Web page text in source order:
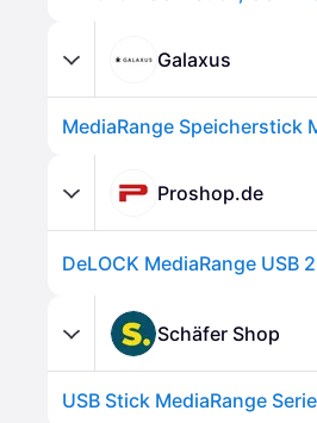
Galaxus
Proshop.de
Schäfer Shop